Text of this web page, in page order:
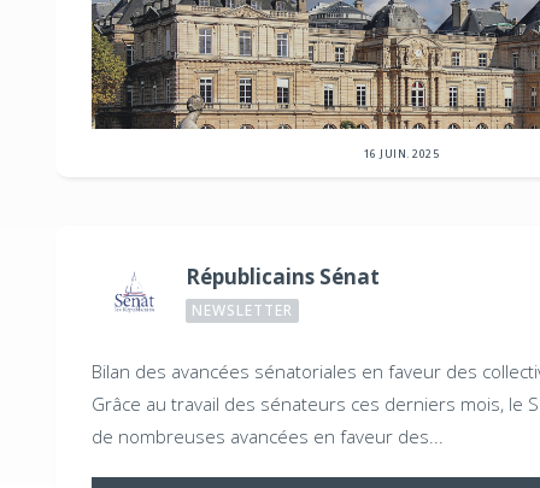
16 JUIN. 2025
Républicains Sénat
NEWSLETTER
Bilan des avancées sénatoriales en faveur des
Grâce au travail des sénateurs ces derniers mois, le
de nombreuses avancées en faveur des...